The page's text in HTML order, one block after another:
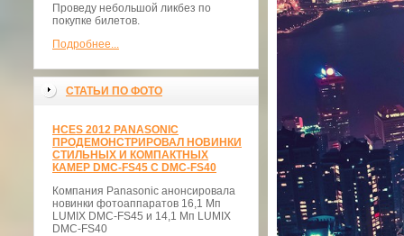
Проведу небольшой ликбез по
покупке билетов.
Подробнее...
СТАТЬИ ПО ФОТО
НCES 2012 PANASONIC
ПРОДЕМОНСТРИРОВАЛ НОВИНКИ
СТИЛЬНЫХ И КОМПАКТНЫХ
КАМЕР DMC-FS45 С DMC-FS40
Компания Panasonic анонсировала
новинки фотоаппаратов 16,1 Мп
LUMIX DMC-FS45 и 14,1 Мп LUMIX
DMC-FS40